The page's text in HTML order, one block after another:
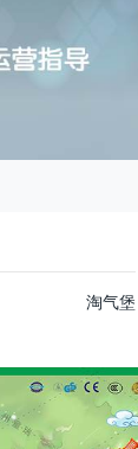
淘气堡